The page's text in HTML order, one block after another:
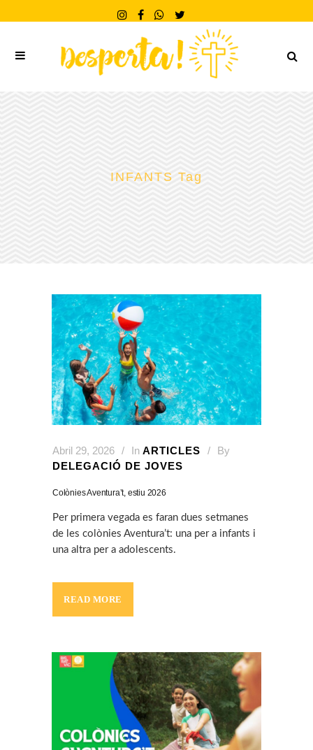
INFANTS Tag
Abril 29, 2026 In ARTICLES
By
DELEGACIÓ DE JOVES
Colònies Aventura’t, estiu 2026
Per primera vegada es faran dues setmanes
de les colònies Aventura’t: una per a infants i
una altra per a adolescents.
READ MORE